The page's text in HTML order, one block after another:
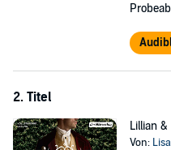
2. Titel
Lillian
Von: